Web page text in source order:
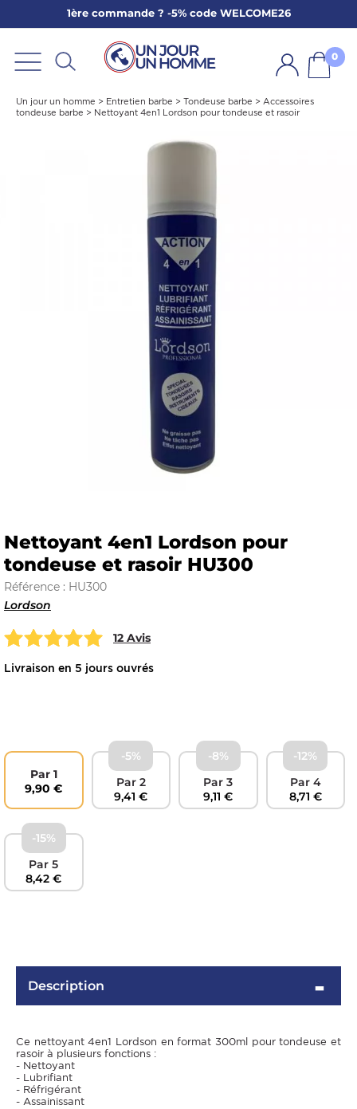
1ère commande ? -5% code WELCOME26
0
Un jour un homme > Entretien barbe > Tondeuse barbe > Accessoires
tondeuse barbe > Nettoyant 4en1 Lordson pour tondeuse et rasoir
Nettoyant 4en1 Lordson pour
tondeuse et rasoir HU300
Référence : HU300
Lordson
12 Avis
Livraison en 5 jours ouvrés
Par 1
9,90 €
-5%
Par 2
9,41 €
-8%
Par 3
9,11 €
-12%
Par 4
8,71 €
-15%
Par 5
8,42 €
Description
Ce nettoyant 4en1 Lordson en format 300ml pour tondeuse et
rasoir à plusieurs fonctions :
- Nettoyant
- Lubrifiant
- Réfrigérant
- Assainissant